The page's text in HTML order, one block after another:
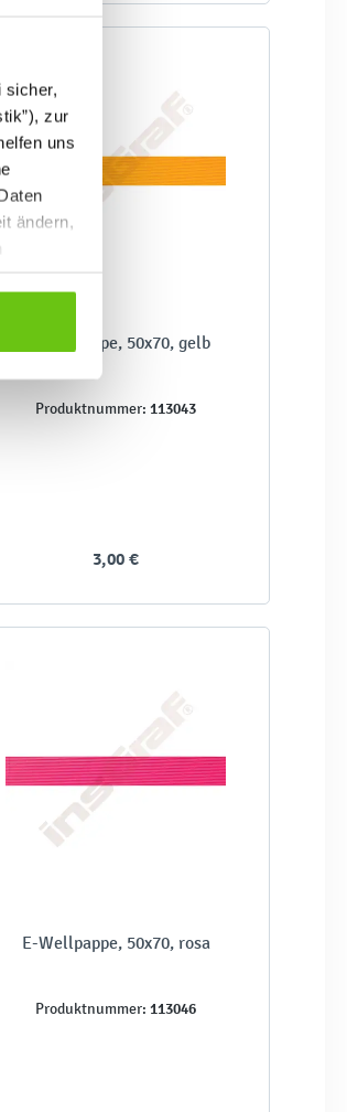
sicher,
zur
uns
ändern,
E-Wellpappe, 50x70, gelb
Produktnummer: 113043
3,00 €
E-Wellpappe, 50x70, rosa
Produktnummer: 113046